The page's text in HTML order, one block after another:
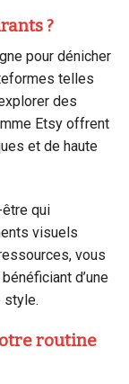
?
pour dénicher
telles
des
Etsy offrent
et de haute
qui
visuels
vous
d’une
style.
routine